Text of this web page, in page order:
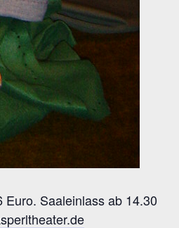
Saaleinlass ab 14.30